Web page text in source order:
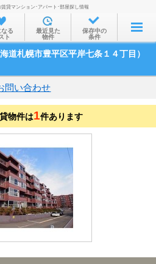
部屋を探す
沿線・駅から
家賃相場から
通勤通学時間から
物件特集から
不動産会社から
TOP
貸マンション･アパート･部屋探し情報
なる
ト
最近見た
物件
保存中の
条件
道札幌市豊平区平岸七条１４丁目）
問い合わせ
物件は1件あります